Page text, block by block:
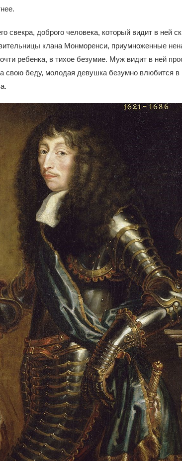
свекра, доброго человека, который видит в ней
клана Монморенси, приумноженные
ребенка, в тихое безумие. Муж видит в ней
свою беду, молодая девушка безумно влюбится в